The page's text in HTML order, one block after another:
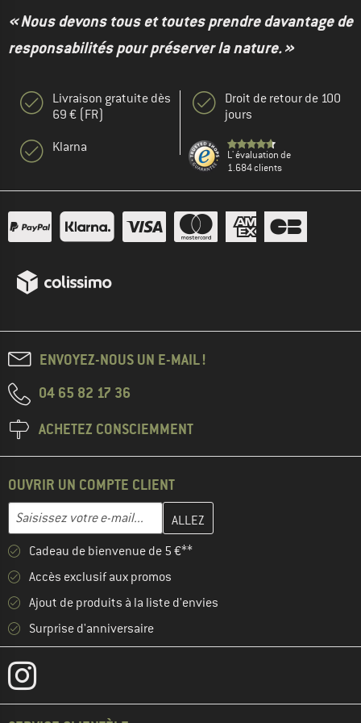
« Nous devons tous et toutes prendre davantage de
responsabilités pour préserver la nature. »
Livraison gratuite dès
69 € (FR)
Klarna
Droit de retour de 100
jours
L' évaluation de
1.684 clients
ENVOYEZ-NOUS UN E-MAIL !
04 65 82 17 36
ACHETEZ CONSCIEMMENT
OUVRIR UN COMPTE CLIENT
Adresse e-mail
Entrez votre adresse e-mail ici et créez votre compte client à la
Cadeau de bienvenue de 5 €**
Accès exclusif aux promos
Ajout de produits à la liste d'envies
Surprise d'anniversaire